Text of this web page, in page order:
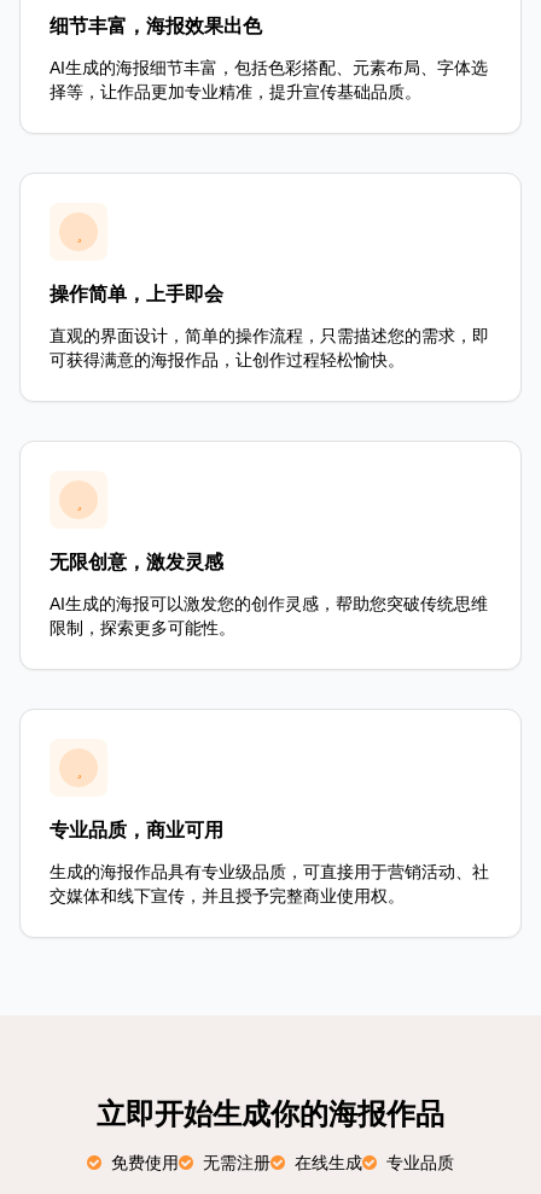
细节丰富，海报效果出色
AI生成的海报细节丰富，包括色彩搭配、元素布局、字体选
择等，让作品更加专业精准，提升宣传基础品质。
操作简单，上手即会
直观的界面设计，简单的操作流程，只需描述您的需求，即
可获得满意的海报作品，让创作过程轻松愉快。
无限创意，激发灵感
AI生成的海报可以激发您的创作灵感，帮助您突破传统思维
限制，探索更多可能性。
专业品质，商业可用
生成的海报作品具有专业级品质，可直接用于营销活动、社
交媒体和线下宣传，并且授予完整商业使用权。
立即开始生成你的海报作品
免费使用 无需注册 在线生成 专业品质